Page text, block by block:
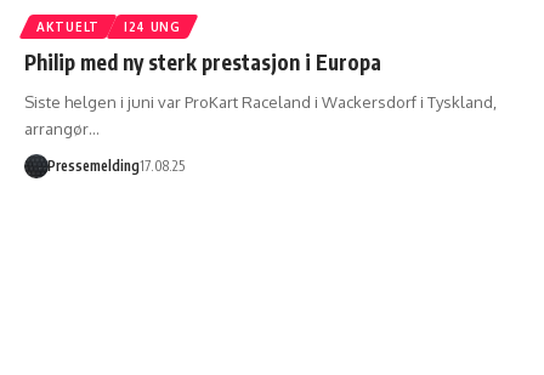
AKTUELT I24 UNG
Philip med ny sterk prestasjon i Europa
Siste helgen i juni var ProKart Raceland i Wackersdorf i Tyskland,
arrangør…
Pressemelding17.08.25